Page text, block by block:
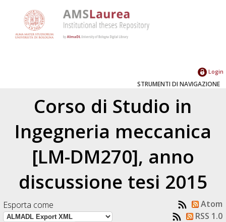
Login
STRUMENTI DI NAVIGAZIONE
Corso di Studio in
Ingegneria meccanica
[LM-DM270], anno
discussione tesi 2015
Esporta come
Atom
RSS 1.0